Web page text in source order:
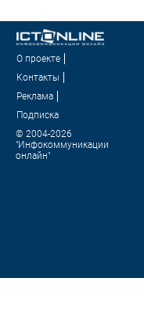
О проекте
Контакты
Реклама
Подписка
© 2004-2026
"Инфокоммуникации
онлайн"